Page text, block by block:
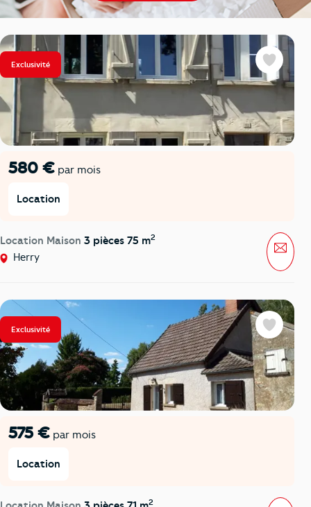
Exclusivité
580 € par mois
Location
Location Maison 3 pièces 75 m2
Herry
Favoris
Exclusivité
575 € par mois
Location
2
Favoris